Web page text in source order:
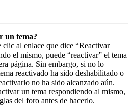
un tema?
clic al enlace que dice “Reactivar
el mismo, puede “reactivar” el tema
página. Sin embargo, si no lo
reactivado ha sido deshabilitado o
no ha sido alcanzado aún.
un tema respondiendo al mismo,
del foro antes de hacerlo.